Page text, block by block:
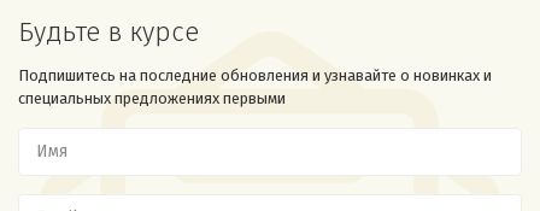
Будьте в курсе
Подпишитесь на последние обновления и узнавайте о новинках и
специальных предложениях первыми